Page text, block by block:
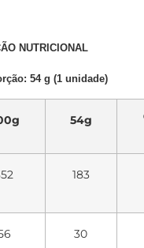
NUTRICIONAL
54 g (1 unidade)
54g
183
30